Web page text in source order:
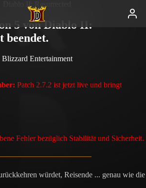
Diablo II: Resurrected
5 von Diablo II:
beendet.
Blizzard Entertainment
Patch 2.7.2 ist jetzt live und bringt
Fehler bezüglich Stabilität und Sicherheit.
würdet, Reisende ... genau wie die